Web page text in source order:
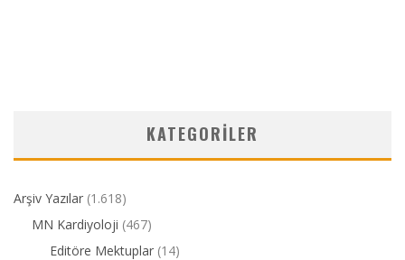
KATEGORILER
Arşiv Yazılar (1.618)
MN Kardiyoloji (467)
Editöre Mektuplar (14)